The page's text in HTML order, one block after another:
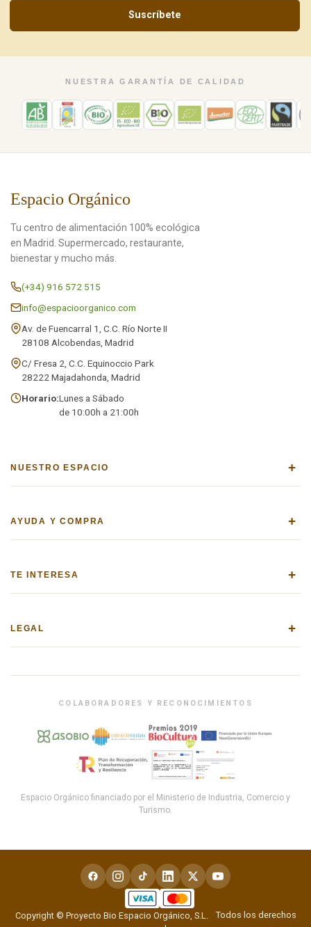
Suscríbete
NUESTRA GARANTÍA DE CALIDAD
Espacio Orgánico
Tu centro de alimentación 100% ecológica
en Madrid. Supermercado, restaurante,
bienestar y mucho más.
(+34) 916 572 515
info@espacioorganico.com
Av. de Fuencarral 1, C.C. Río Norte II
28108 Alcobendas, Madrid
C/ Fresa 2, C.C. Equinoccio Park
28222 Majadahonda, Madrid
Horario:Lunes a Sábado
de 10:00h a 21:00h
NUESTRO ESPACIO +
AYUDA Y COMPRA +
TE INTERESA +
LEGAL +
COLABORADORES Y RECONOCIMIENTOS
Espacio Orgánico financiado por el Ministerio de Industria, Comercio y
Turismo.
Copyright © Proyecto Bio Espacio Orgánico, S.L.
Todos los derechos